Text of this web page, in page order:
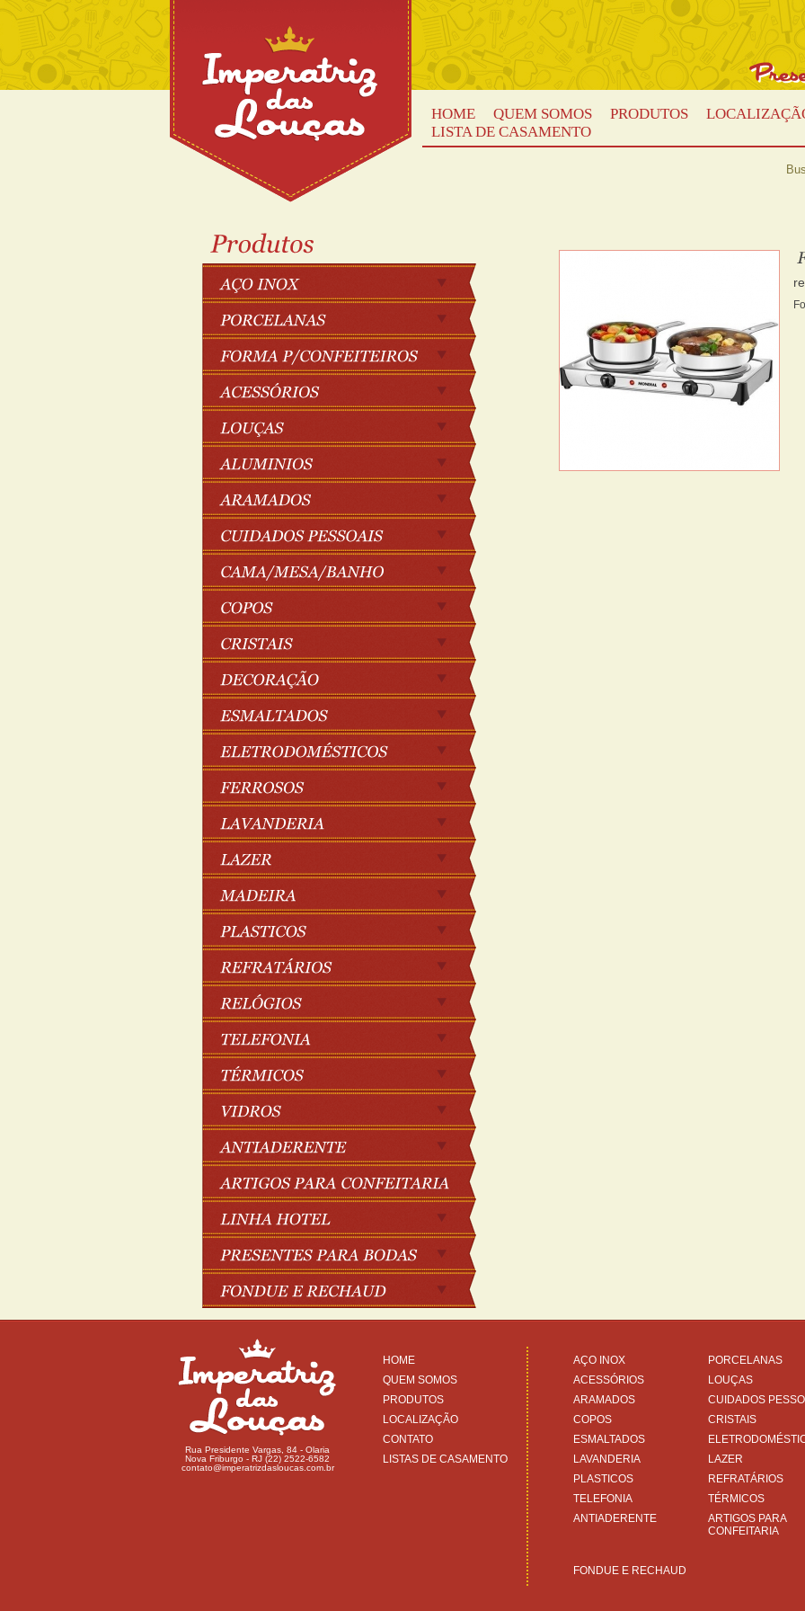
HOME QUEM SOMOS PRODUTOS
LISTA DE CASAMENTO
Rua Presidente Vargas, 84 - Olaria
Nova Friburgo - RJ (22) 2522-6582
contato@imperatrizdasloucas.com.br
HOME
QUEM SOMOS
PRODUTOS
LOCALIZAÇÃO
CONTATO
LISTAS DE CASAMENTO
AÇO INOX PORCELANAS
ACESSÓRIOS
LOUÇAS
ARAMADOS
CUIDADOS
COPOS
CRISTAIS
ESMALTADOS
LAVANDERIA
LAZER
PLASTICOS
REFRATÁRIOS
TELEFONIA
TÉRMICOS
ANTIADERENTE
ARTIGOS PARA
CONFEITARIA
FONDUE E RECHAUD